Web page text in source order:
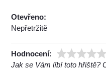
Otevřeno:
Nepřetržitě
Hodnocení:
Jak se Vám líbí toto hřiště?